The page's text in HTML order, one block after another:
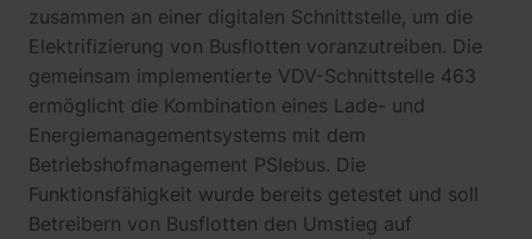
zusammen an einer digitalen Schnittstelle, um die
Elektrifizierung von Busflotten voranzutreiben. Die
gemeinsam implementierte VDV-Schnittstelle 463
ermöglicht die Kombination eines Lade- und
Energiemanagementsystems mit dem
Betriebshofmanagement PSIebus. Die
Funktionsfähigkeit wurde bereits getestet und soll
Betreibern von Busflotten den Umstieg auf